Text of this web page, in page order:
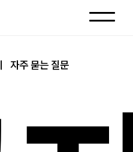
자주 묻는 질문